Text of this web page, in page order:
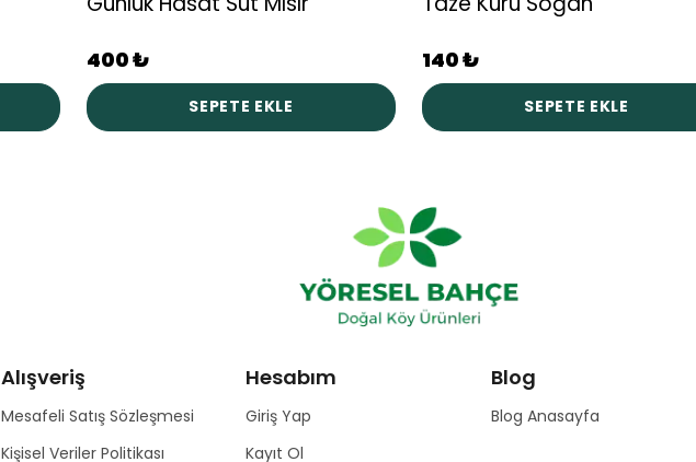
400 ₺
SEPETE EKLE
140 ₺
SEPETE EKLE
Alışveriş
Mesafeli Satış Sözleşmesi
Kişisel Veriler Politikası
Hesabım
Giriş Yap
Kayıt Ol
Blog
Blog Anasayfa